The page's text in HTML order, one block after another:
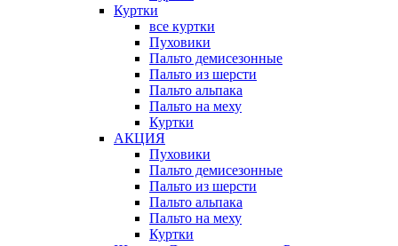
Куртки
все куртки
Пуховики
Пальто демисезонные
Пальто из шерсти
Пальто альпака
Пальто на меху
Куртки
АКЦИЯ
Пуховики
Пальто демисезонные
Пальто из шерсти
Пальто альпака
Пальто на меху
Куртки